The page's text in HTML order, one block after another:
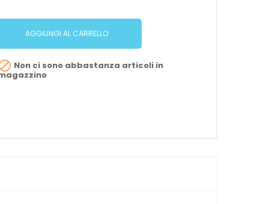
AGGIUNGI AL CARRELLO
Non ci sono abbastanza articoli in